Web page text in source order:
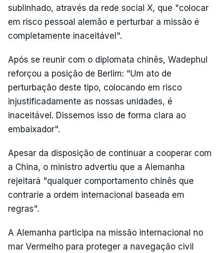
sublinhado, através da rede social X, que "colocar
em risco pessoal alemão e perturbar a missão é
completamente inaceitável".
Após se reunir com o diplomata chinês, Wadephul
reforçou a posição de Berlim: "Um ato de
perturbação deste tipo, colocando em risco
injustificadamente as nossas unidades, é
inaceitável. Dissemos isso de forma clara ao
embaixador".
Apesar da disposição de continuar a cooperar com
a China, o ministro advertiu que a Alemanha
rejeitará "qualquer comportamento chinês que
contrarie a ordem internacional baseada em
regras".
A Alemanha participa na missão internacional no
mar Vermelho para proteger a navegação civil